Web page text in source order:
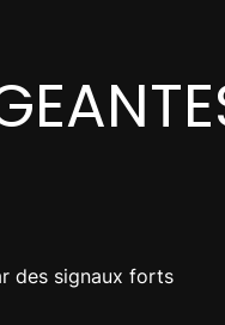
des signaux forts